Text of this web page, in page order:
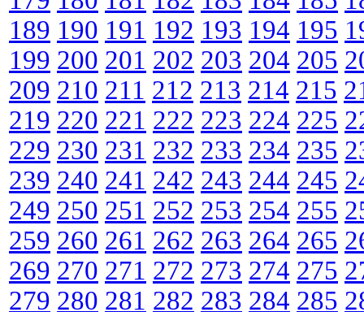
189 190 191 192 193 194 195
199 200 201 202 203 204 205
209 210 211 212 213 214 215
219 220 221 222 223 224 225
229 230 231 232 233 234 235
239 240 241 242 243 244 245
249 250 251 252 253 254 255
259 260 261 262 263 264 265
269 270 271 272 273 274 275
279 280 281 282 283 284 285